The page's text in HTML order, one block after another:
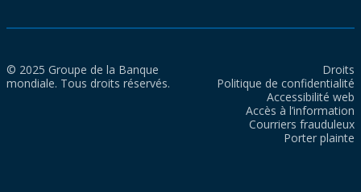
© 2025 Groupe de la Banque
mondiale. Tous droits réservés.
Droits
Politique de confidentialité
Accessibilité web
Accès à l’information
Courriers frauduleux
Porter plainte